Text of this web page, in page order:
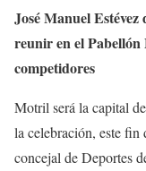
José Manuel Estévez
reunir en el Pabellón
competidores
Motril será la capital
la celebración, este fin
concejal de Deportes